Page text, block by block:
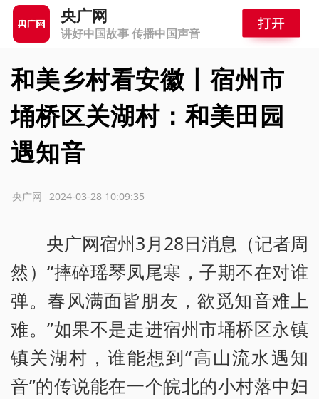
央广网
讲好中国故事 传播中国声音
和美乡村看安徽丨宿州市
埇桥区关湖村：和美田园
遇知音
2024-03-28 10:09:35
央广网
央广网宿州3月28日消息（记者周
然）“摔碎瑶琴凤尾寒，子期不在对谁
弹。春风满面皆朋友，欲觅知音难上
难。”如果不是走进宿州市埇桥区永镇
镇关湖村，谁能想到“高山流水遇知
音”的传说能在一个皖北的小村落中妇